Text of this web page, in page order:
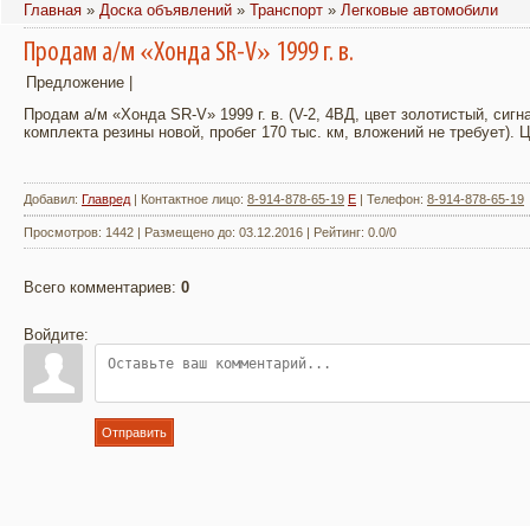
Главная » Доска объявлений » Транспорт » Легковые автомобили
Продам а/м «Хонда SR-V» 1999 г. в.
Предложение |
Продам а/м «Хонда SR-V» 1999 г. в. (V-2, 4ВД, цвет золотистый,
комплекта резины новой, пробег 170 тыс. км, вложений не требует).
Добавил: Главред | Контактное лицо: 8-914-878-65-19 E | Телефон: 8-914-878-65-19
Просмотров: 1442 | Размещено до: 03.12.2016 | Рейтинг: 0.0/0
Всего комментариев: 0
Войдите:
Отправить